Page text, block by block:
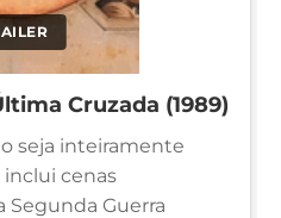
Cruzada (1989)
seja inteiramente
inclui cenas
Guerra